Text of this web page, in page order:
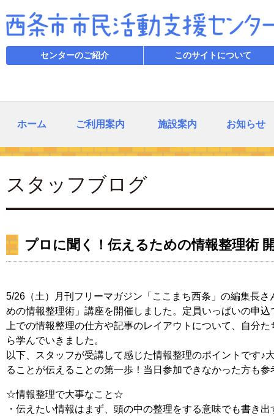
センターのご紹介 このサイトについて
ホーム ご利用案内 施設案内 お知らせ
スタッフブログ
プロに聞く！伝えるための情報整理術
5/26（土）月刊フリーマガジン「ここまち西条」の編集長
めの情報整理術」講座を開催しました。定員いっぱいの申
上での情報整理の仕方や記事のレイアウトについて、自分
ら学んでいきました。
以下、スタッフが受講して感じた情報整理のポイントです♪
ることが伝えることの第一歩！当日参加できなかった方も
☆情報整理で大事なこと☆
・伝えたい情報はまず、頭の中の整理をする意味でも書き出